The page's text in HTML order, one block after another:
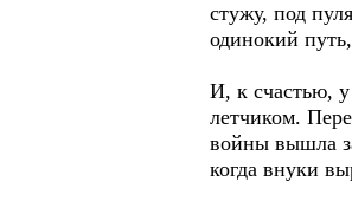
стужу, под
одинокий
И, к счастью,
летчиком.
войны вышла
когда внуки